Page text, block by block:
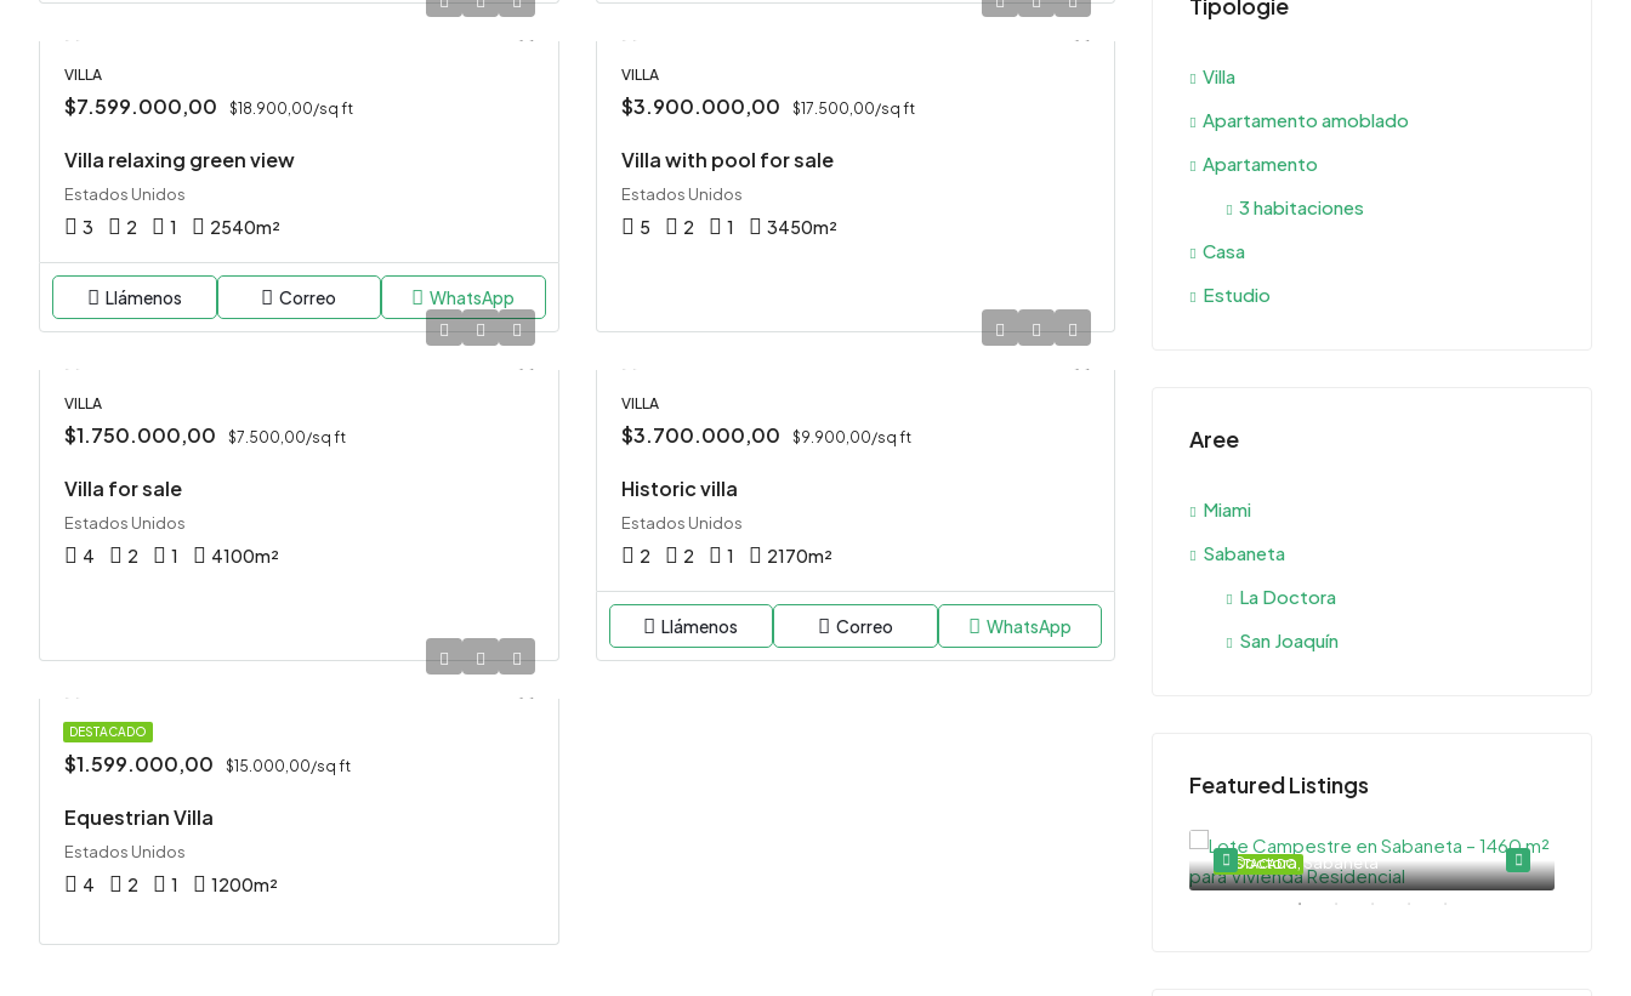
VILLA
$7.599.000,00 $18.900,00/sq ft
Villa relaxing green view
Estados Unidos
3 2 1 2540m²
Llámenos Correo WhatsApp
VILLA
$3.900.000,00 $17.500,00/sq ft
Villa with pool for sale
Estados Unidos
5 2 1 3450m²
VILLA
$1.750.000,00 $7.500,00/sq ft
Villa for sale
Estados Unidos
4 2 1 4100m²
VILLA
$3.700.000,00 $9.900,00/sq ft
Historic villa
Estados Unidos
2 2 1 2170m²
Llámenos Correo WhatsApp
DESTACADO
VILLA
$1.599.000,00 $15.000,00/sq ft
Equestrian Villa
Estados Unidos
4 2 1 1200m²
Villa
Apartamento amoblado
Apartamento
3 habitaciones
Casa
Estudio
Aree
Miami
Sabaneta
La Doctora
San Joaquín
Featured Listings
DESTACADO
La Doctora, Sabaneta